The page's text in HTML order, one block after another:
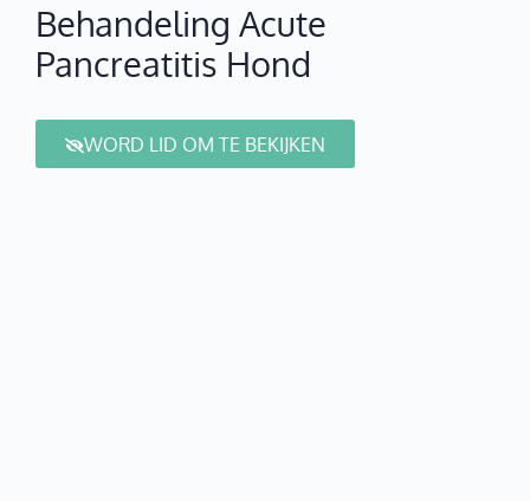
Behandeling Acute
Pancreatitis Hond
WORD LID OM TE BEKIJKEN